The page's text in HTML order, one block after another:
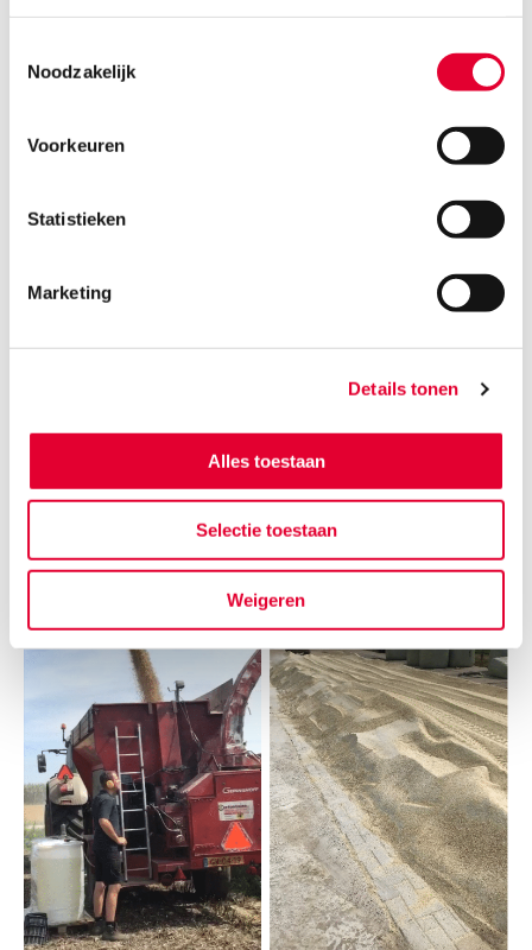
Noodzakelijk
Voorkeuren
Statistieken
Marketing
Details tonen
Alles toestaan
Selectie toestaan
Weigeren
De oogst van de winterveldbonen verliep voorspoedig; de bonen
zijn goed rijp en er is geen verlies van bonen die op de grond vallen